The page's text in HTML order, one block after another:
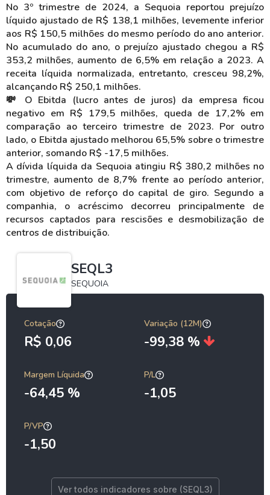
No 3º trimestre de 2024, a Sequoia reportou prejuízo
líquido ajustado de R$ 138,1 milhões, levemente inferior
aos R$ 150,5 milhões do mesmo período do ano anterior.
No acumulado do ano, o prejuízo ajustado chegou a R$
353,2 milhões, aumento de 6,5% em relação a 2023. A
receita líquida normalizada, entretanto, cresceu 98,2%,
alcançando R$ 250,1 milhões.
💸 O Ebitda (lucro antes de juros) da empresa ficou
negativo em R$ 179,5 milhões, queda de 17,2% em
comparação ao terceiro trimestre de 2023. Por outro
lado, o Ebitda ajustado melhorou 65,5% sobre o trimestre
anterior, somando R$ -17,5 milhões.
A dívida líquida da Sequoia atingiu R$ 380,2 milhões no
trimestre, aumento de 8,7% frente ao período anterior,
com objetivo de reforço do capital de giro. Segundo a
companhia, o acréscimo decorreu principalmente de
recursos captados para rescisões e desmobilização de
centros de distribuição.
SEQL3
SEQUOIA
Cotação
R$ 0,06
Variação (12M)
-99,38 %
Margem Líquida
-64,45 %
P/L
-1,05
P/VP
-1,50
Ver todos indicadores sobre (SEQL3)